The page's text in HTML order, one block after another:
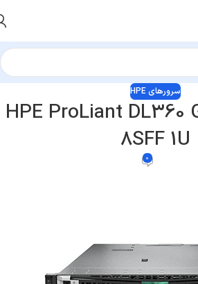
سرورهای HPE
HPE ProLiant DL360
8SFF 1U
0